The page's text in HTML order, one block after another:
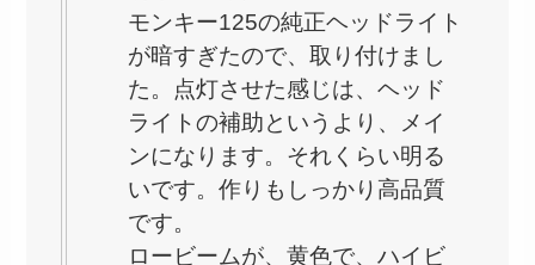
モンキー125の純正ヘッドライト
が暗すぎたので、取り付けまし
た。点灯させた感じは、ヘッド
ライトの補助というより、メイ
ンになります。それくらい明る
いです。作りもしっかり高品質
です。
ロービームが、黄色で、ハイビ